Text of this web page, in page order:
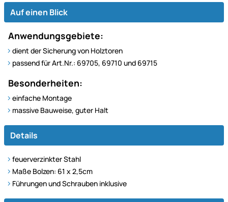
Auf einen Blick
Anwendungsgebiete:
dient der Sicherung von Holztoren
passend für Art.Nr.: 69705, 69710 und 69715
Besonderheiten:
einfache Montage
massive Bauweise, guter Halt
Details
feuerverzinkter Stahl
Maße Bolzen: 61 x 2,5cm
Führungen und Schrauben inklusive